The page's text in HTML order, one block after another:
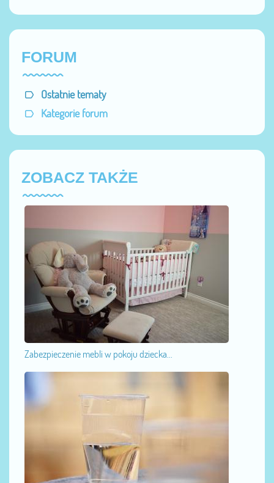
FORUM
Ostatnie tematy
Kategorie forum
ZOBACZ TAKŻE
Zabezpieczenie mebli w pokoju dziecka...